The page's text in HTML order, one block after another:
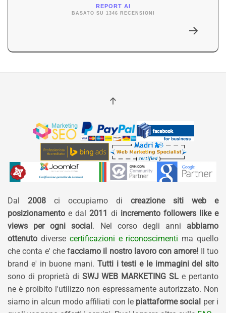
REPORT AI
BASATO SU 1346 RECENSIONI
Dal 2008 ci occupiamo di creazione siti web e
posizionamento e dal 2011 di incremento followers like e
views per ogni social . Nel corso degli anni abbiamo
ottenuto diverse certificazioni e riconoscimenti ma quello
che conta e' che facciamo il nostro lavoro con amore! Il tuo
brand e' in buone mani. Tutti i testi e le immagini del sito
sono di proprietà di SWJ WEB MARKETING SL e pertanto
ne è proibito l'utilizzo non espressamente autorizzato. Non
siamo in alcun modo affiliati con le piattaforme social per i